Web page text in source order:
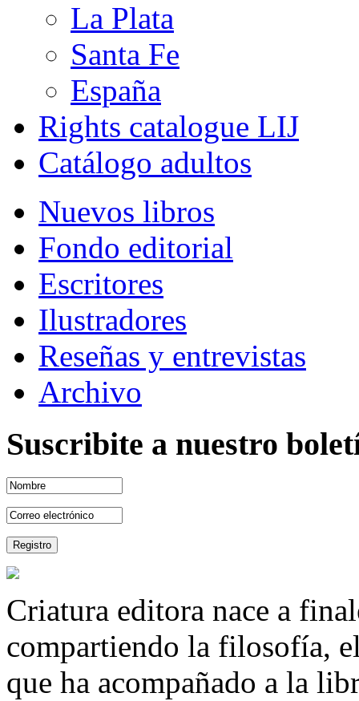
La Plata
Santa Fe
España
Rights catalogue LIJ
Catálogo adultos
Nuevos libros
Fondo editorial
Escritores
Ilustradores
Reseñas y entrevistas
Archivo
Suscribite a nuestro
Criatura editora nace a
compartiendo la filosofía,
que ha acompañado a la